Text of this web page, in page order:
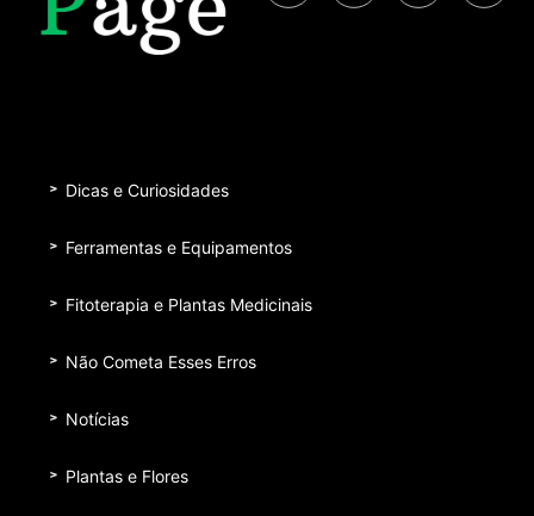
Dicas e Curiosidades
Ferramentas e Equipamentos
Fitoterapia e Plantas Medicinais
Não Cometa Esses Erros
Notícias
Plantas e Flores